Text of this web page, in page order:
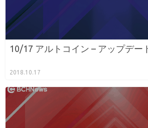
10/17 アルトコイン – アップデー
2018.10.17